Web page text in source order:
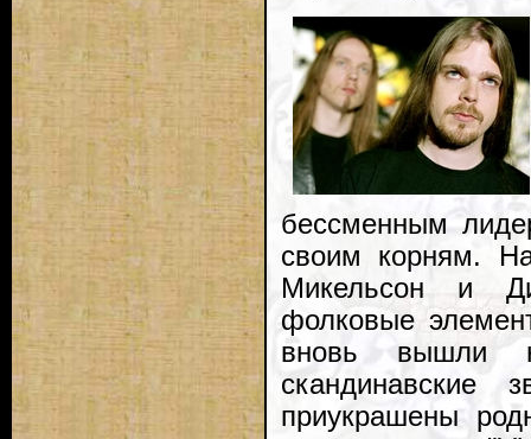
бессменным
своим корням.
Микельсон и
фолковые
вновь вышли
скандинавские
приукрашены